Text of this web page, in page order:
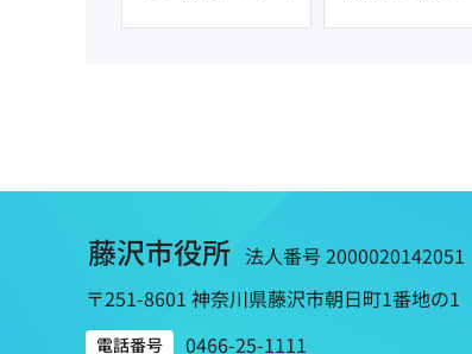
藤沢市役所 法人番号 2000020142051
〒251-8601 神奈川県藤沢市朝日町1番地の1
電話番号 0466-25-1111